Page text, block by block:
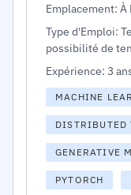
Emplacement: À
Type d'Emploi:
possibilité de
Expérience: 3
MACHINE
DISTRIBUTED
GENERATIVE
PYTORCH